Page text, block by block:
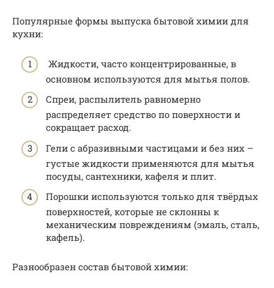
Популярные формы выпуска бытовой химии для
кухни:
Жидкости, часто концентрированные, в
основном используются для мытья полов.
Спреи, распылитель равномерно
распределяет средство по поверхности и
сокращает расход.
Гели с абразивными частицами и без них –
густые жидкости применяются для мытья
посуды, сантехники, кафеля и плит.
Порошки используются только для твёрдых
поверхностей, которые не склонны к
механическим повреждениям (эмаль, сталь,
кафель).
Разнообразен состав бытовой химии: